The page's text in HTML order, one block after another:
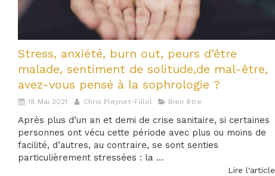
Stress, anxiété, burn out, peurs d’être
malade, sentiment de solitude,de mal-être,
avez-vous pensé à la sophrologie ?
18 Mai 2021 Chris Pleynet-Fillol Bien être
Après plus d’un an et demi de crise sanitaire, si certaines
personnes ont vécu cette période avec plus ou moins de
facilité, d’autres, au contraire, se sont senties
particulièrement stressées : la ...
Lire l'article